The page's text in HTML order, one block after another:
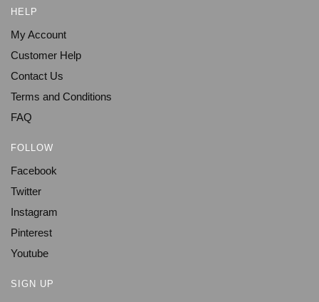
HELP
My Account
Customer Help
Contact Us
Terms and Conditions
FAQ
FOLLOW
Facebook
Twitter
Instagram
Pinterest
Youtube
SIGN UP